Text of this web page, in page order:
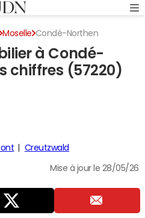
Moselle Condé-Northen
à Condé-
chiffres (57220)
Creutzwald
Mise à jour le 28/05/26